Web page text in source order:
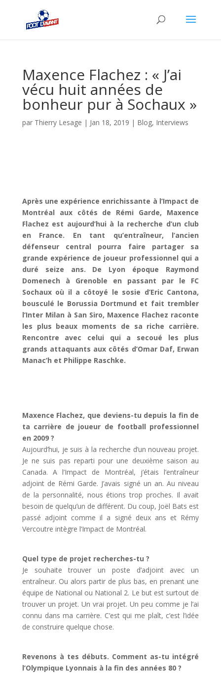
Maxence Flachez : « J’ai
vécu huit années de
bonheur pur à Sochaux »
par Thierry Lesage | Jan 18, 2019 | Blog, Interviews
Après une expérience enrichissante à l’Impact de
Montréal aux côtés de Rémi Garde, Maxence
Flachez est aujourd’hui à la recherche d’un club
en France. En tant qu’entraîneur, l’ancien
défenseur central pourra faire partager sa
grande expérience de joueur professionnel qui a
duré seize ans. De Lyon époque Raymond
Domenech à Grenoble en passant par le FC
Sochaux où il a côtoyé le sosie d’Eric Cantona,
bousculé le Borussia Dortmund et fait trembler
l’Inter Milan à San Siro, Maxence Flachez raconte
les plus beaux moments de sa riche carrière.
Rencontre avec celui qui a secoué les plus
grands attaquants aux côtés d’Omar Daf, Erwan
Manac’h et Philippe Raschke.
Maxence Flachez, que deviens-tu depuis la fin de
ta carrière de joueur de football professionnel
en 2009 ?
Aujourd’hui, je suis à la recherche d’un nouveau projet.
Je ne suis pas reparti pour une deuxième saison au
Canada. A l’Impact de Montréal, j’étais l’entraîneur
adjoint de Rémi Garde. J’avais signé un an. Au niveau
de la personnalité, nous étions trop proches. Il avait
besoin de quelqu’un de différent. Du coup, Joël Bats est
passé adjoint comme il a signé deux ans et Rémy
Vercoutre intègre l’Impact de Montréal.
Quel type de projet recherches-tu ?
Je souhaite trouver un poste d’adjoint avec un
entraîneur. Ou alors partir de plus bas, en prenant une
équipe de National ou National 2. Le but est surtout de
trouver un projet. Un vrai projet. Un peu comme je l’ai
connu dans ma carrière. C’est qui me plaît, c’est l’idée
de construire quelque chose.
Revenons à tes débuts. Comment as-tu intégré
l’Olympique Lyonnais à la fin des années 80 ?